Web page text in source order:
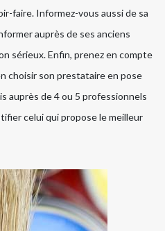
faire. Informez-vous aussi de sa
auprès de ses anciens
sérieux. Enfin, prenez en compte
choisir son prestataire en pose
auprès de 4 ou 5 professionnels
celui qui propose le meilleur